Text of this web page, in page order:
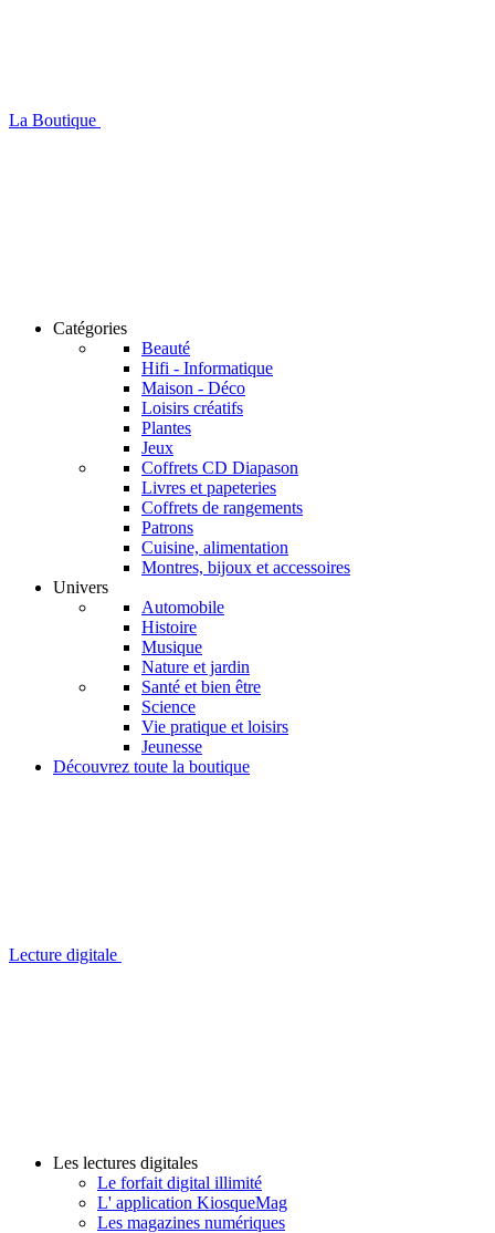
La Boutique
Catégories
Beauté
Hifi - Informatique
Maison - Déco
Loisirs créatifs
Plantes
Jeux
Coffrets CD Diapason
Livres et papeteries
Coffrets de rangements
Patrons
Cuisine, alimentation
Montres, bijoux et accessoires
Univers
Automobile
Histoire
Musique
Nature et jardin
Santé et bien être
Science
Vie pratique et loisirs
Jeunesse
Découvrez toute la boutique
Lecture digitale
Les lectures digitales
Le forfait digital illimité
L' application KiosqueMag
Les magazines numériques